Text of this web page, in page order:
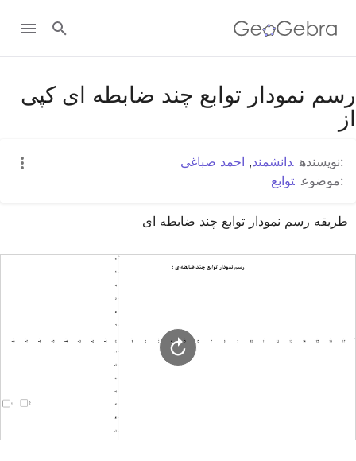
Google Classroom
رسم نمودار توابع چند ضابطه ای کپی
از
:نویسنده دانشمند, احمد صباغی
:موضوع توابع
طریقه رسم نمودار توابع چند ضابطه ای